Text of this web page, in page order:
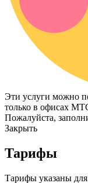
Эти услуги можно
только в офисах
Пожалуйста,
Закрыть
Тарифы
Тарифы указаны